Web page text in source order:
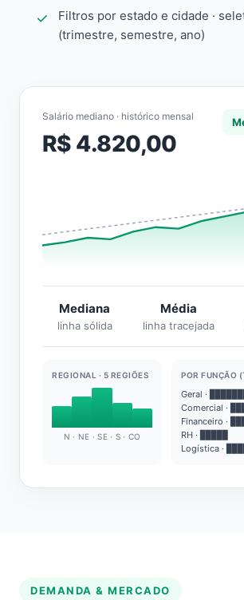
Filtros por estado e cidade ·
(trimestre, semestre, ano)
Salário mediano · histórico mensal
R$ 4.820,00
Mediana
linha sólida
Média
linha tracejada
REGIONAL · 5 REGIÕES
N · NE · SE · S · CO
POR FUNÇÃO
Geral ·
Comercial ·
Financeiro ·
RH · █████
Logística · ████
DEMANDA & MERCADO